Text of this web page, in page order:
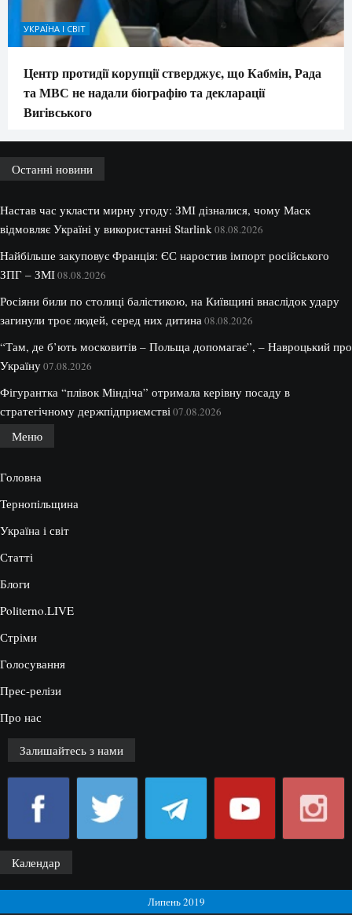
УКРАЇНА І СВІТ
Центр протидії корупції стверджує, що Кабмін, Рада
та МВС не надали біографію та декларації
Вигівського
Останні новини
Настав час укласти мирну угоду: ЗМІ дізналися, чому Маск
відмовляє Україні у використанні Starlink 08.08.2026
Найбільше закуповує Франція: ЄС наростив імпорт російського
ЗПГ – ЗМІ08.08.2026
Росіяни били по столиці балістикою, на Київщині внаслідок удару
загинули троє людей, серед них дитина 08.08.2026
“Там, де б’ють московитів – Польща допомагає”, – Навроцький про
Україну07.08.2026
Фігурантка “плівок Міндіча” отримала керівну посаду в
стратегічному держпідприємстві 07.08.2026
Меню
Головна
Тернопільщина
Україна і світ
Статті
Блоги
Politerno.LIVE
Стріми
Голосування
Прес-релізи
Про нас
Залишайтесь з нами
Календар
Липень 2019